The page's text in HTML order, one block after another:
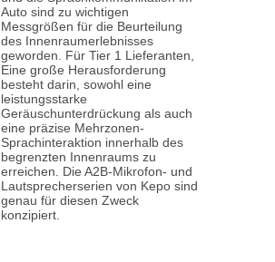
Auto sind zu wichtigen
Messgrößen für die Beurteilung
des Innenraumerlebnisses
geworden. Für Tier 1 Lieferanten,
Eine große Herausforderung
besteht darin, sowohl eine
leistungsstarke
Geräuschunterdrückung als auch
eine präzise Mehrzonen-
Sprachinteraktion innerhalb des
begrenzten Innenraums zu
erreichen. Die A2B-Mikrofon- und
Lautsprecherserien von Kepo sind
genau für diesen Zweck
konzipiert.